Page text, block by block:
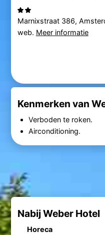
Marnixstraat 386,
web. Meer informatie
Kenmerken van
Verboden te roken.
Airconditioning.
Nabij Weber Hotel
Horeca